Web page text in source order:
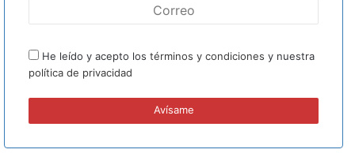
He leído y acepto los términos y condiciones y nuestra
política de privacidad